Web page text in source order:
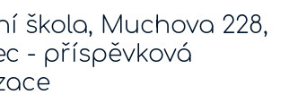
škola, Muchova 228,
- příspěvková